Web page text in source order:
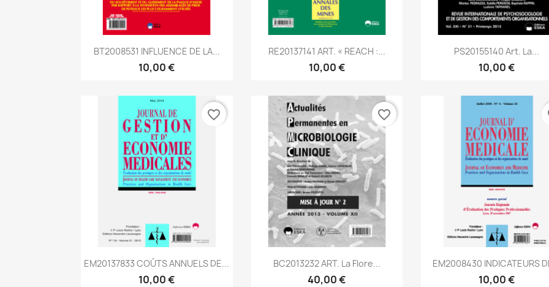
Aperçu rapide
BT2008531 INFLUENCE DE LA...
10,00 €
Aperçu rapide
RE20137141 ART. « REACH :...
10,00 €
Aperçu rapide
PS20155140 Art. La...
10,00 €
Aperçu rapide
EM20137833 COÛTS ANNUELS DE...
10,00 €
favorite_border
Aperçu rapide
BC2013232 ART. La Flore...
40,00 €
favorite_border
Aperçu rapide
EM2008430 INDICATEURS
10,00 €